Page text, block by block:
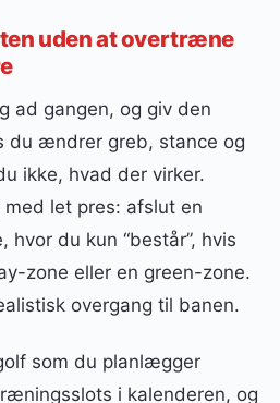
uden at overtræne
ad gangen, og giv den
du ændrer greb, stance og
ikke, hvad der virker.
let pres: afslut en
du kun “består”, hvis
zone eller en green-zone.
overgang til banen.
som du planlægger
i kalenderen, og